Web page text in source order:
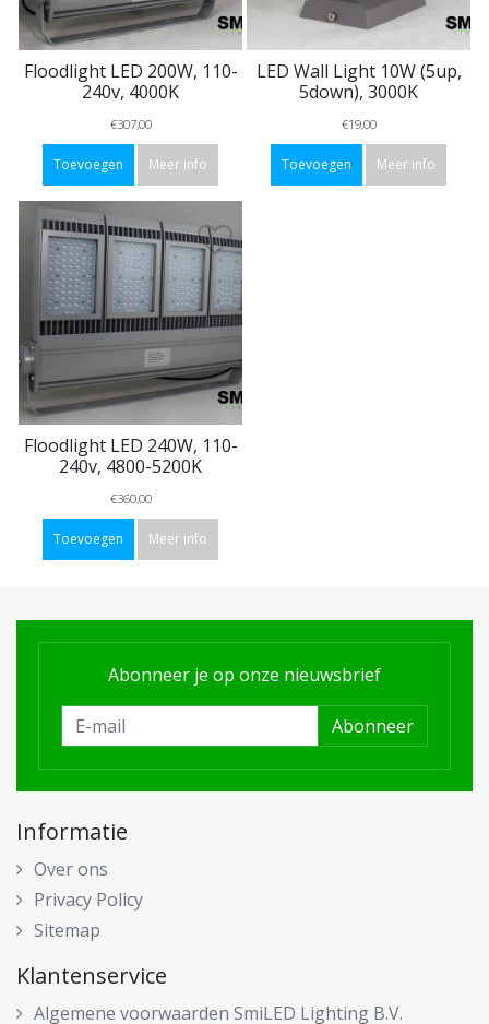
Floodlight LED 200W, 110-
240v, 4000K
€307,00
Toevoegen Meer info
LED Wall Light 10W (5up,
5down), 3000K
€19,00
Toevoegen Meer info
Floodlight LED 240W, 110-
240v, 4800-5200K
€360,00
Toevoegen Meer info
Abonneer je op onze nieuwsbrief
Abonneer
Informatie
Over ons
Privacy Policy
Sitemap
Klantenservice
Algemene voorwaarden SmiLED Lighting B.V.